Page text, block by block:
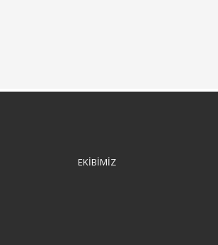
EKİBİMİZ